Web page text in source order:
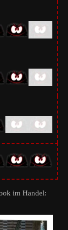
im Handel: